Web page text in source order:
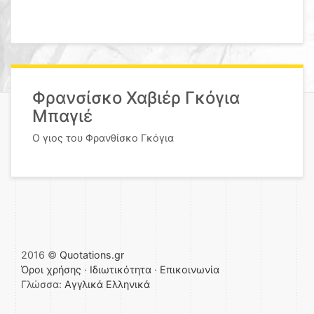
Φρανσίσκο Χαβιέρ Γκόγια
Μπαγιέ
Ο γιος του Φρανθίσκο Γκόγια
2016 © Quotations.gr
Όροι χρήσης · Ιδιωτικότητα · Επικοινωνία
Γλώσσα: Αγγλικά Ελληνικά